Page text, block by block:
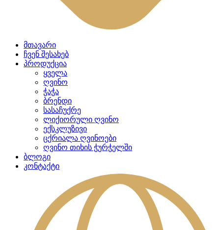
მთავარი
ჩვენ შესახებ
პროდუქცია
ყველა
ღვინო
ჭაჭა
ბრენდი
სასაჩუქრე
ლიქიორული ღვინო
ექსკლუზივი
ცქრიალა ღვინოები
ღვინო თიხის ჭურჭელში
ბლოგი
კონტაქტი